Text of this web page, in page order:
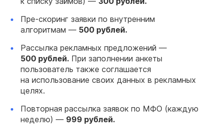
Пре-скоринг заявки по внутренним
алгоритмам — 500 рублей.
Рассылка рекламных предложений —
500 рублей. При заполнении анкеты
пользователь также соглашается
на использование своих данных в рекламных
целях.
Повторная рассылка заявок по МФО (каждую
неделю) — 999 рублей.